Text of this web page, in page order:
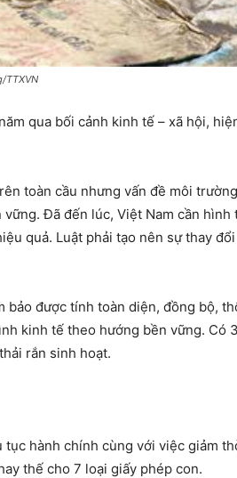
TTXVN
qua bối cảnh kinh tế – xã hội,
toàn cầu nhưng vấn đề môi
Đã đến lúc, Việt Nam cần hình
quả. Luật phải tạo nên sự thay
bảo được tính toàn diện, đồng bộ,
kinh tế theo hướng bền vững. Có
rắn sinh hoạt.
hành chính cùng với việc giảm
thế cho 7 loại giấy phép con.